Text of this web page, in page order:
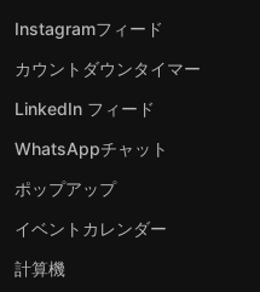
Instagramフィード
カウントダウンタイマー
LinkedIn フィード
WhatsAppチャット
ポップアップ
イベントカレンダー
計算機